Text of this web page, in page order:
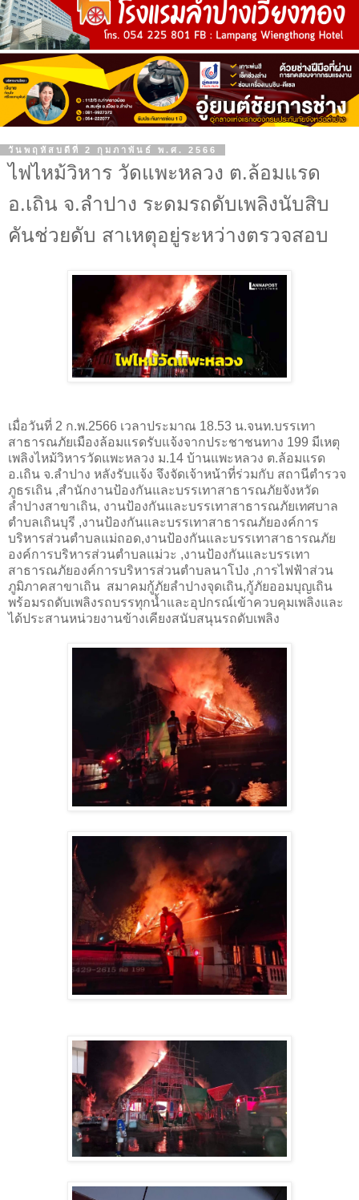
วันพฤหัสบดีที่ 2 กุมภาพันธ์ พ.ศ. 2566
ไฟไหม้วิหาร วัดแพะหลวง ต.ล้อมแรด
อ.เถิน จ.ลำปาง ระดมรถดับเพลิงนับสิบ
คันช่วยดับ สาเหตุอยู่ระหว่างตรวจสอบ
เมื่อวันที่ 2 ก.พ.2566 เวลาประมาณ 18.53 น.จนท.บรรเทา
สาธารณภัยเมืองล้อมแรดรับแจ้งจากประชาชนทาง 199 มีเหตุ
เพลิงไหม้วิหารวัดแพะหลวง ม.14 บ้านแพะหลวง ต.ล้อมแรด
อ.เถิน จ.ลำปาง หลังรับแจ้ง จึงจัดเจ้าหน้าที่ร่วมกับ สถานีตำรวจ
ภูธรเถิน ,สำนักงานป้องกันและบรรเทาสาธารณภัยจังหวัด
ลำปางสาขาเถิน, งานป้องกันและบรรเทาสาธารณภัยเทศบาล
ตำบลเถินบุรี ,งานป้องกันและบรรเทาสาธารณภัยองค์การ
บริหารส่วนตำบลแม่ถอด,งานป้องกันและบรรเทาสาธารณภัย
องค์การบริหารส่วนตำบลแม่วะ ,งานป้องกันและบรรเทา
สาธารณภัยองค์การบริหารส่วนตำบลนาโป่ง ,การไฟฟ้าส่วน
ภูมิภาคสาขาเถิน สมาคมกู้ภัยลำปางจุดเถิน,กู้ภัยออมบุญเถิน
พร้อมรถดับเพลิงรถบรรทุกน้ำและอุปกรณ์เข้าควบคุมเพลิงและ
ได้ประสานหน่วยงานข้างเคียงสนับสนุนรถดับเพลิง